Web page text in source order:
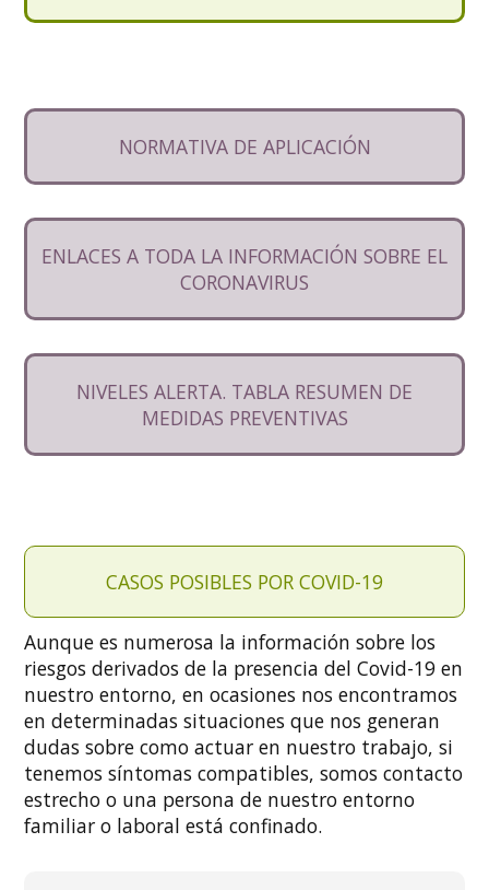
NORMATIVA DE APLICACIÓN
ENLACES A TODA LA INFORMACIÓN SOBRE EL
CORONAVIRUS
NIVELES ALERTA. TABLA RESUMEN DE
MEDIDAS PREVENTIVAS
CASOS POSIBLES POR COVID-19
Aunque es numerosa la información sobre los
riesgos derivados de la presencia del Covid-19 en
nuestro entorno, en ocasiones nos encontramos
en determinadas situaciones que nos generan
dudas sobre como actuar en nuestro trabajo, si
tenemos síntomas compatibles, somos contacto
estrecho o una persona de nuestro entorno
familiar o laboral está confinado.